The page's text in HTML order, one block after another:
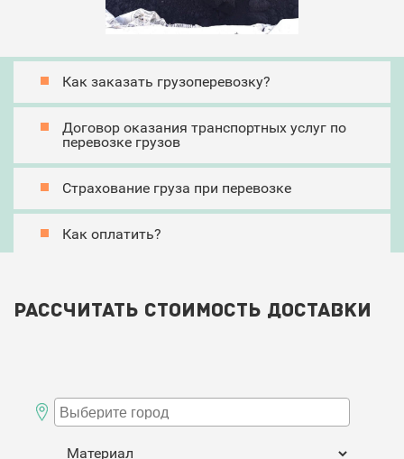
Как заказать грузоперевозку?
Договор оказания транспортных услуг по
перевозке грузов
Страхование груза при перевозке
Как оплатить?
Рассчитать стоимость доставки